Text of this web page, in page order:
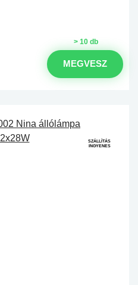
> 10 db
MEGVESZ
SZÁLLÍTÁS
INGYENES